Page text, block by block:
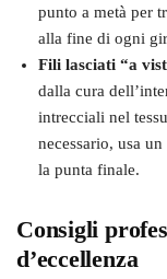
punto a metà per
alla fine di ogni
Fili lasciati “a
dalla cura
intrecciali nel
necessario, usa
la punta finale.
Consigli
d’eccellenza